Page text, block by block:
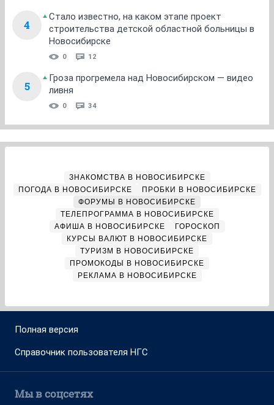
4
Стало известно, на каком этапе проект
строительства детской областной больницы в
Новосибирске
0 12
5
Гроза прогремела над Новосибирском — видео
ливня
0 34
ЗНАКОМСТВА В НОВОСИБИРСКЕ
ПОГОДА В НОВОСИБИРСКЕ
ПРОБКИ В НОВОСИБИРСКЕ
ФОРУМЫ В НОВОСИБИРСКЕ
ТЕЛЕПРОГРАММА В НОВОСИБИРСКЕ
АФИША В НОВОСИБИРСКЕ
ГОРОСКОП
КУРСЫ ВАЛЮТ В НОВОСИБИРСКЕ
ТУРИЗМ В НОВОСИБИРСКЕ
ПРОМОКОДЫ В НОВОСИБИРСКЕ
РЕКЛАМА В НОВОСИБИРСКЕ
Полная версия
Справочник пользователя НГС
Мы в соцсетях